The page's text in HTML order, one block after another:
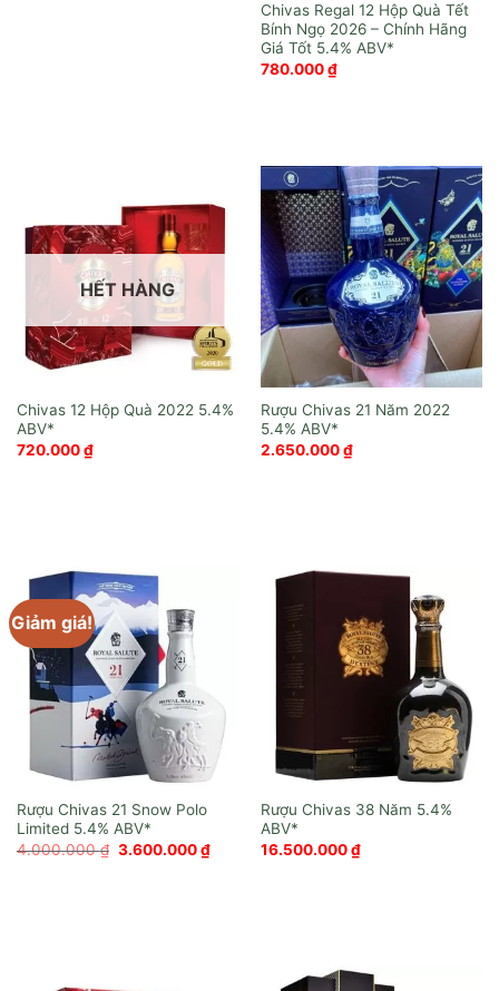
Chivas Regal 12 Hộp Quà Tết
Bính Ngọ 2026 – Chính Hãng
Giá Tốt
780.000₫
HẾT HÀNG
Chivas 12 Hộp Quà 2022
720.000₫
Rượu Chivas 21 Năm 2022
2.650.000₫
Giảm giá!
Rượu Chivas 21 Snow Polo
Limited
4.000.000₫ Giá
3.600.000₫Giá
hiện
Rượu Chivas 38 Năm
16.500.000₫